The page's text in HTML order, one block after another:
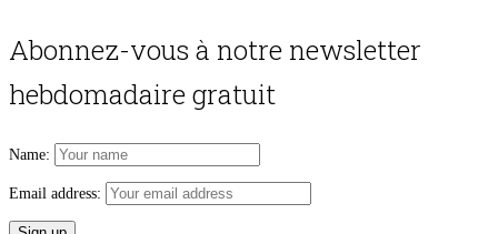
Abonnez-vous à notre newsletter
hebdomadaire gratuit
Name:
Email address: